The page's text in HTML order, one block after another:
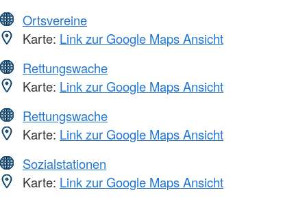
Ortsvereine
Karte: Link zur Google Maps Ansicht
Rettungswache
Karte: Link zur Google Maps Ansicht
Rettungswache
Karte: Link zur Google Maps Ansicht
Sozialstationen
Karte: Link zur Google Maps Ansicht